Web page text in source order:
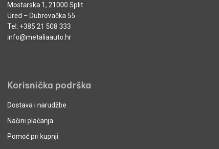
Mostarska 1, 21000 Split
Ured – Dubrovačka 55
Tel: +385 21 508 333
info@metaliaauto.hr
Korisnička podrška
Dostava i narudžbe
Načini plaćanja
Pomoć pri kupnji